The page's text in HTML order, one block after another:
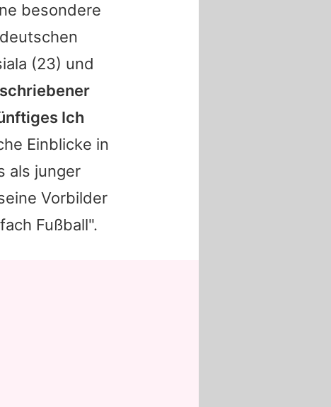
besondere
(23) und
Ich
Einblicke in
als junger
Vorbilder
Fußball".